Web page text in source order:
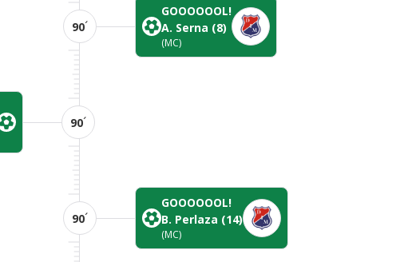
90´
GOOOOOOL!
A. Serna (8)
(MC)
90´
90´
GOOOOOOL!
B. Perlaza (14)
(MC)